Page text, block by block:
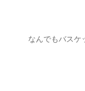
なんでもバスケ